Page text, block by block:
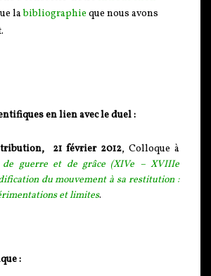
labibliographie que nous avons
en lien avec le duel :
21 février 2012, Colloque à
de guerre et de grâce (XIVe – XVIIIe
du mouvement à sa restitution :
et limites.
: